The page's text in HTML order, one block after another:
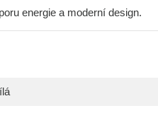
energie a moderní design.